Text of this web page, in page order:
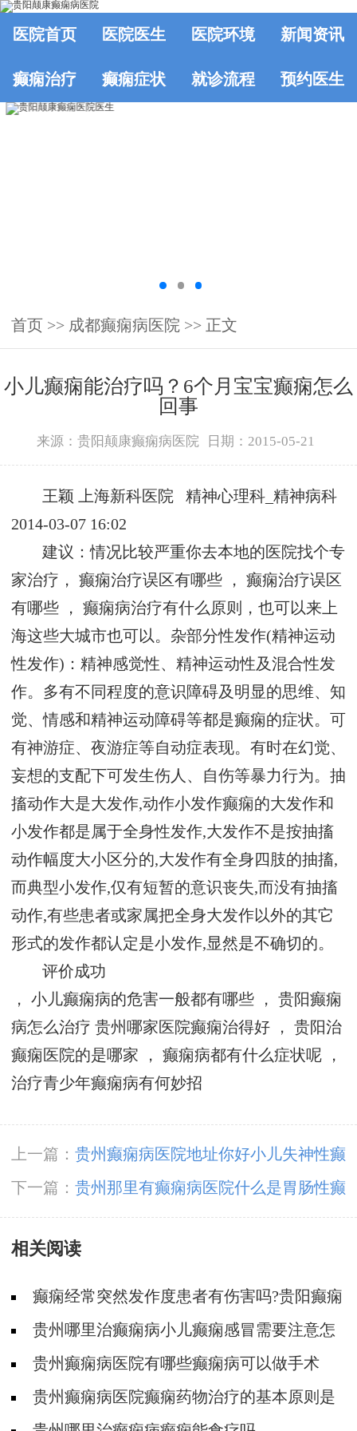
医院首页 医院医生 医院环境 新闻资讯
癫痫治疗 癫痫症状 就诊流程 预约医生
首页 >> 成都癫痫病医院 >> 正文
小儿癫痫能治疗吗？6个月宝宝癫痫怎么
回事
来源：贵阳颠康癫痫病医院 日期：2015-05-21
王颖 上海新科医院 精神心理科_精神病科
2014-03-07 16:02
建议：情况比较严重你去本地的 医院找个专
家治疗 ， 癫痫治疗误区有哪些 ， 癫痫治疗误区
有哪些
， 癫痫病治疗有什么原则
，也可以来上
海这些大城市也可以。杂部分性发作(精神运动
性发作)：精神感觉性、精神运动性及混合性发
作。多有不同程度的意识障碍及明显的思维、知
觉、情感和精神运动障碍等都是癫痫的症状。可
有神游症、夜游症等自动症表现。有时在幻觉、
妄想的支配下可发生伤人、自伤等暴力行为。抽
搐动作大是大发作,动作小发作癫痫的大发作和
小发作都是属于全身性发作,大发作不是按抽搐
动作幅度大小区分的,大发作有全身四肢的抽搐,
而典型小发作,仅有短暂的意识丧失,而没有抽搐
动作,有些患者或家属把全身大发作以外的其它
形式的发作都认定是小发作,显然是不确切的。
评价成功
， 小儿癫痫病的危害一般都有哪些
， 贵阳癫痫
病怎么治疗 贵州哪家医院癫痫治得好 ， 贵阳治
癫痫医院的是哪家
， 癫痫病都有什么症状呢
，
治疗青少年癫痫病有何妙招
上一篇： 贵州癫痫病医院地址你好小儿失神性癫
痫病能治疗么
下一篇： 贵州那里有癫痫病医院什么是胃肠性癫
痫,有什么临床表现,如何治疗
相关阅读
癫痫经常突然发作度患者有伤害吗?贵阳癫痫
病医院专家解答
贵州哪里治癫痫病小儿癫痫感冒需要注意怎
么用药
贵州癫痫病医院有哪些癫痫病可以做手术
吗？风险大吗？
贵州癫痫病医院癫痫药物治疗的基本原则是